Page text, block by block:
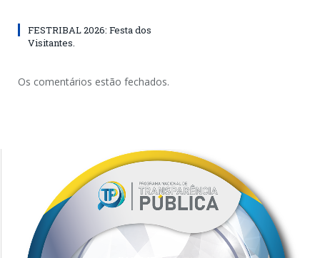
FESTRIBAL 2026: Festa dos
Visitantes.
Os comentários estão fechados.